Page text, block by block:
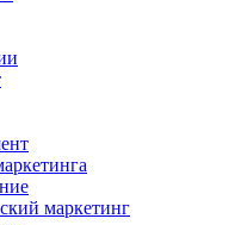
маркетинг